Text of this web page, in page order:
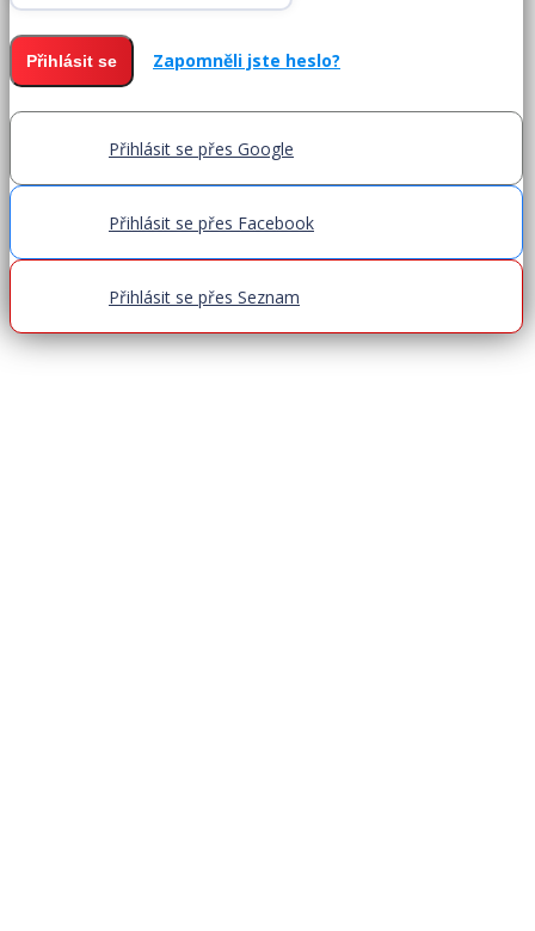
Přihlásit se Zapomněli jste heslo?
Přihlásit se přes Google
Přihlásit se přes Facebook
Přihlásit se přes Seznam